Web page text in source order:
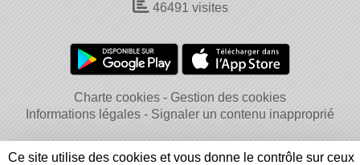
46491 visites
Charte cookies
Gestion des cookies
Informations légales
Signaler un contenu inapproprié
Ce site utilise des cookies et vous donne le contrôle sur ceux